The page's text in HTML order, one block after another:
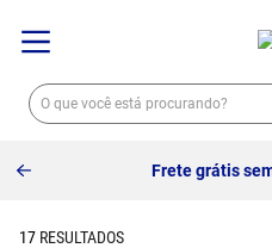
Frete grátis
17